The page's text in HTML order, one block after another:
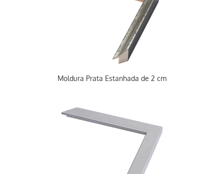
Moldura Prata Estanhada de 2 cm